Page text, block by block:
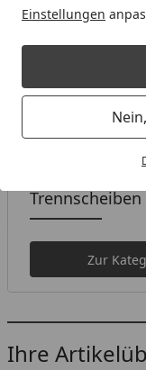
Einstellungen
Edelstahl &
Zur
Ihre